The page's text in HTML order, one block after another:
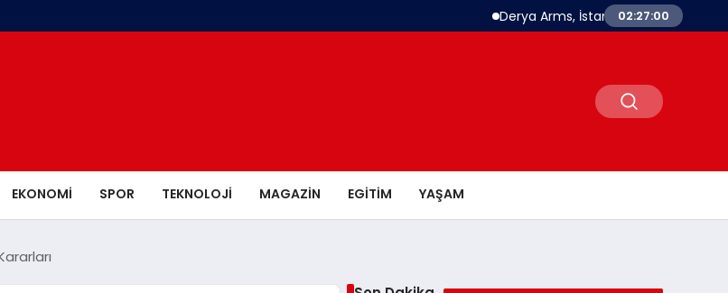
Derya Arms, İstanbul Prohunt
02:27:00
EKONOMI SPOR TEKNOLOJI MAGAZIN EGITIM YAŞAM